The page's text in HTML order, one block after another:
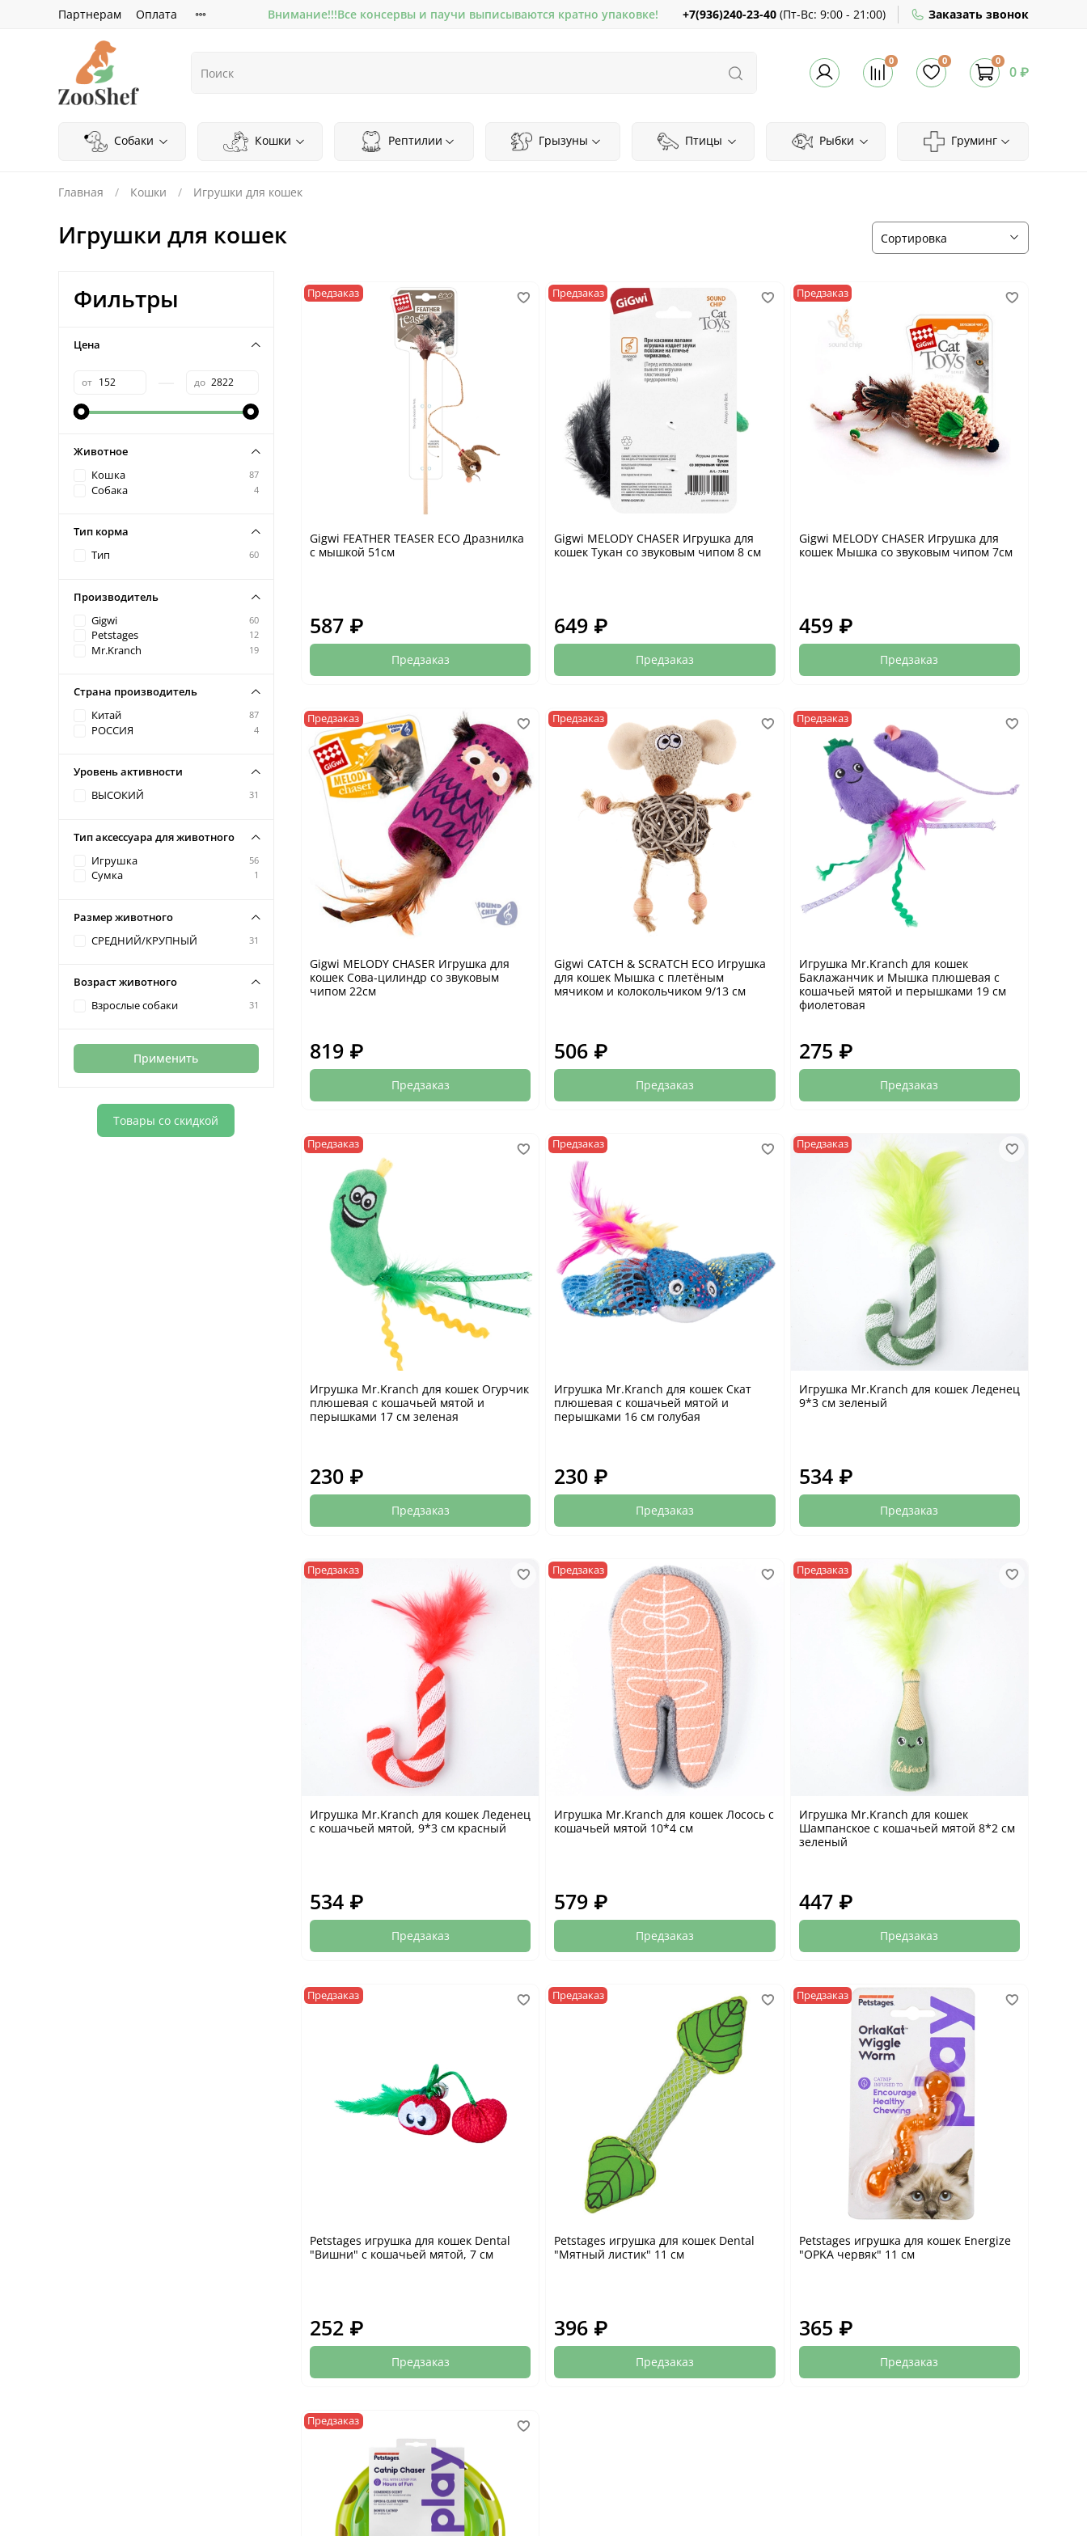
Партнерам Оплата Внимание!!!Все консервы и паучи выписываются кратно упаковке! +7(936)240-23-40 (Пт-Вс: 9:00 - 21:00) Заказать звонок
0 0 0
0 ₽
Собаки Кошки Рептилии Грызуны Птицы Рыбки Груминг
Главная Кошки Игрушки для кошек
Игрушки для кошек
Предзаказ
Gigwi FEATHER TEASER ECO Дразнилка
с мышкой 51см
587 ₽
Предзаказ
Предзаказ
Gigwi MELODY CHASER Игрушка для
кошек Тукан со звуковым чипом 8 см
649 ₽
Предзаказ
Предзаказ
Gigwi MELODY CHASER Игрушка для
кошек Мышка со звуковым чипом 7см
459 ₽
Предзаказ
Предзаказ
Gigwi MELODY CHASER Игрушка для
кошек Сова-цилиндр со звуковым
чипом 22см
819 ₽
Предзаказ
Предзаказ
Gigwi CATCH & SCRATCH ECO Игрушка
для кошек Мышка с плетёным
мячиком и колокольчиком 9/13 см
506 ₽
Предзаказ
Предзаказ
Игрушка Mr.Kranch для кошек
Баклажанчик и Мышка плюшевая с
кошачьей мятой и перышками 19 см
фиолетовая
275 ₽
Предзаказ
Предзаказ
Игрушка Mr.Kranch для кошек Огурчик
плюшевая с кошачьей мятой и
перышками 17 см зеленая
230 ₽
Предзаказ
Предзаказ
Игрушка Mr.Kranch для кошек Скат
плюшевая с кошачьей мятой и
перышками 16 см голубая
230 ₽
Предзаказ
Предзаказ
Игрушка Mr.Kranch для кошек Леденец
9*3 см зеленый
534 ₽
Предзаказ
Предзаказ
Игрушка Mr.Kranch для кошек Леденец
с кошачьей мятой, 9*3 см красный
534 ₽
Предзаказ
Предзаказ
Игрушка Mr.Kranch для кошек Лосось с
кошачьей мятой 10*4 см
579 ₽
Предзаказ
Предзаказ
Игрушка Mr.Kranch для кошек
Шампанское с кошачьей мятой 8*2 см
зеленый
447 ₽
Предзаказ
Предзаказ
Petstages игрушка для кошек Dental
"Вишни" с кошачьей мятой, 7 см
252 ₽
Предзаказ
Предзаказ
Petstages игрушка для кошек Dental
"Мятный листик" 11 см
396 ₽
Предзаказ
Предзаказ
Petstages игрушка для кошек Energize
"ОPKA червяк" 11 см
365 ₽
Предзаказ
Предзаказ
Фильтры
Цена
от до
Животное
Кошка 87
Собака 4
Тип корма
Тип 60
Производитель
Gigwi 60
Petstages 12
Mr.Kranch 19
Страна производитель
Китай 87
РОССИЯ 4
Уровень активности
ВЫСОКИЙ 31
Тип аксессуара для животного
Игрушка 56
Сумка 1
Размер животного
СРЕДНИЙ/КРУПНЫЙ 31
Возраст животного
Взрослые собаки 31
Применить
Товары со скидкой